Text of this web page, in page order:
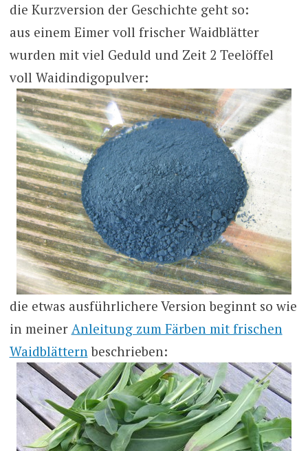
die Kurzversion der Geschichte geht so:
aus einem Eimer voll frischer Waidblätter
wurden mit viel Geduld und Zeit 2 Teelöffel
voll Waidindigopulver:
die etwas ausführlichere Version beginnt so wie
in meiner Anleitung zum Färben mit frischen
Waidblätternbeschrieben: